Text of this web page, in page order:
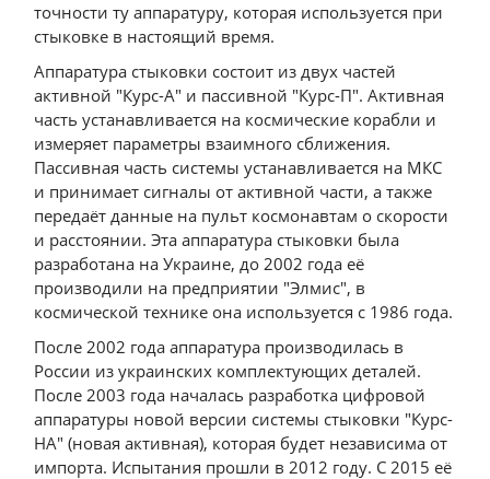
точности ту аппаратуру, которая используется при
стыковке в настоящий время.
Аппаратура стыковки состоит из двух частей
активной "Курс-А" и пассивной "Курс-П". Активная
часть устанавливается на космические корабли и
измеряет параметры взаимного сближения.
Пассивная часть системы устанавливается на МКС
и принимает сигналы от активной части, а также
передаёт данные на пульт космонавтам о скорости
и расстоянии. Эта аппаратура стыковки была
разработана на Украине, до 2002 года её
производили на предприятии "Элмис", в
космической технике она используется с 1986 года.
После 2002 года аппаратура производилась в
России из украинских комплектующих деталей.
После 2003 года началась разработка цифровой
аппаратуры новой версии системы стыковки "Курс-
НА" (новая активная), которая будет независима от
импорта. Испытания прошли в 2012 году. С 2015 её